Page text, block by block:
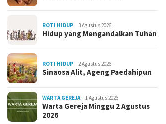
ROTI HIDUP 3 Agustus 2026
Hidup yang Mengandalkan Tuhan
ROTI HIDUP 2 Agustus 2026
Sinaosa Alit, Ageng Paedahipun
WARTA GEREJA 1 Agustus 2026
Warta Gereja Minggu 2 Agustus
2026